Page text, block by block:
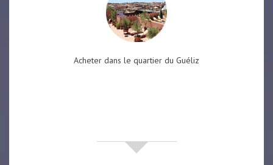
Acheter dans le quartier du Guéliz